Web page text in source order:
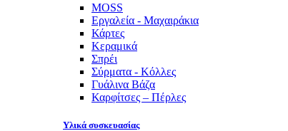
MOSS
Εργαλεία - Μαχαιράκια
Κάρτες
Κεραμικά
Σπρέι
Σύρματα - Κόλλες
Γυάλινα Βάζα
Καρφίτσες – Πέρλες
Υλικά συσκευασίας